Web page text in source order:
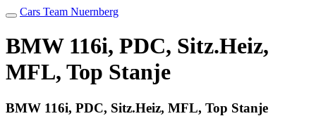
Cars Team Nuernberg
BMW 116i, PDC, Sitz.Heiz,
MFL, Top Stanje
BMW 116i, PDC, Sitz.Heiz, MFL, Top Stanje